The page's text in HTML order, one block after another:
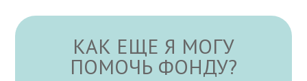
КАК ЕЩЕ Я МОГУ
ПОМОЧЬ ФОНДУ?